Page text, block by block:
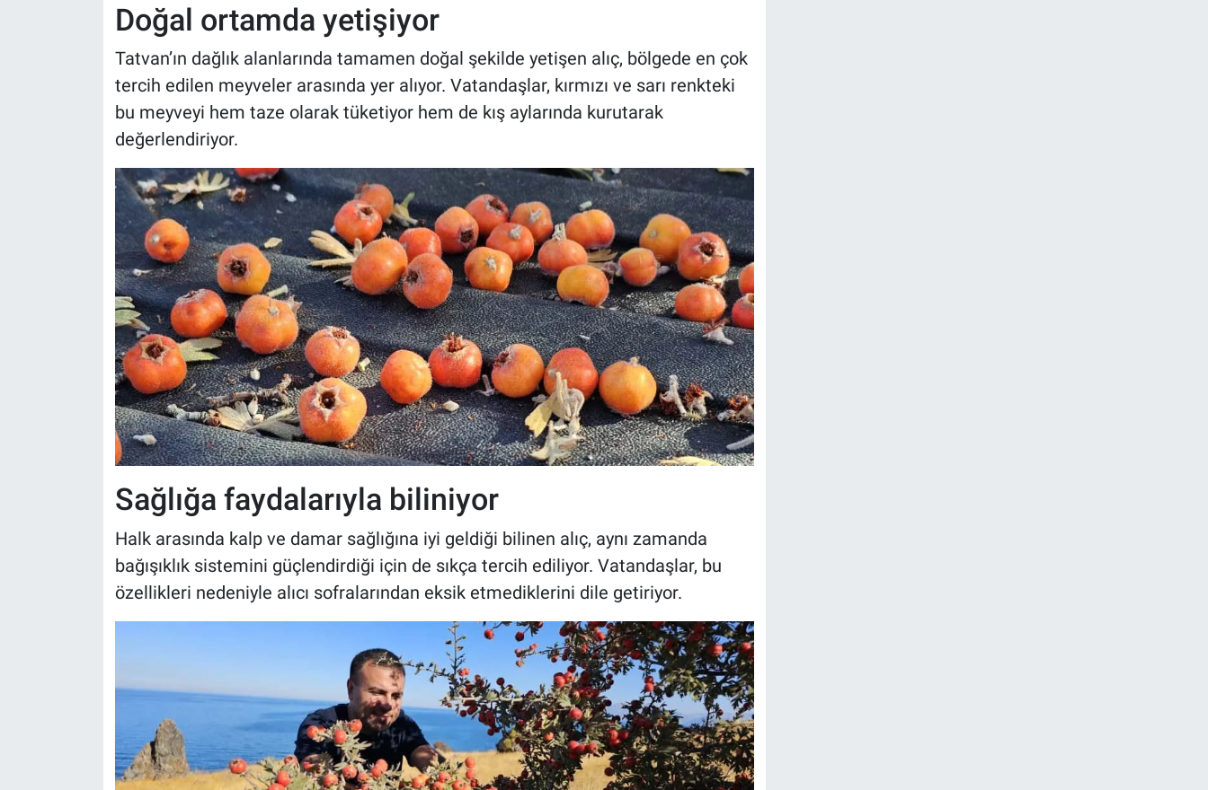
Doğal ortamda yetişiyor
Tatvan’ın dağlık alanlarında tamamen doğal şekilde yetişen alıç, bölgede en çok
tercih edilen meyveler arasında yer alıyor. Vatandaşlar, kırmızı ve sarı renkteki
bu meyveyi hem taze olarak tüketiyor hem de kış aylarında kurutarak
değerlendiriyor.
Sağlığa faydalarıyla biliniyor
Halk arasında kalp ve damar sağlığına iyi geldiği bilinen alıç, aynı zamanda
bağışıklık sistemini güçlendirdiği için de sıkça tercih ediliyor. Vatandaşlar, bu
özellikleri nedeniyle alıcı sofralarından eksik etmediklerini dile getiriyor.